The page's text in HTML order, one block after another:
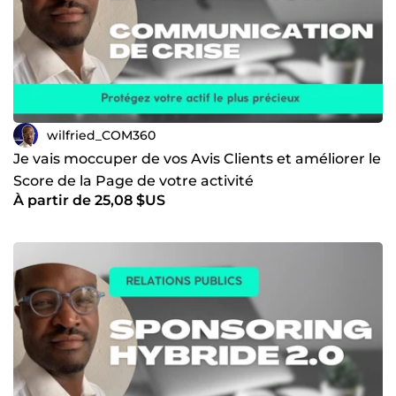
See you soon, for more information on my ComeUp
services.
THANK YOU FOR YOUR TRUST AND READING TIME.🙂
wilfried_COM360
Je vais moccuper de vos Avis Clients et améliorer le
Score de la Page de votre activité
À partir de 25,08 $US